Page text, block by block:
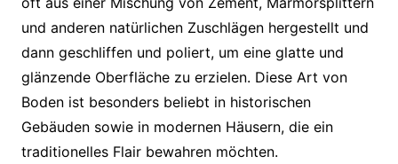
und anderen natürlichen Zuschlägen hergestellt und
dann geschliffen und poliert, um eine glatte und
glänzende Oberfläche zu erzielen. Diese Art von
Boden ist besonders beliebt in historischen
Gebäuden sowie in modernen Häusern, die ein
traditionelles Flair bewahren möchten.